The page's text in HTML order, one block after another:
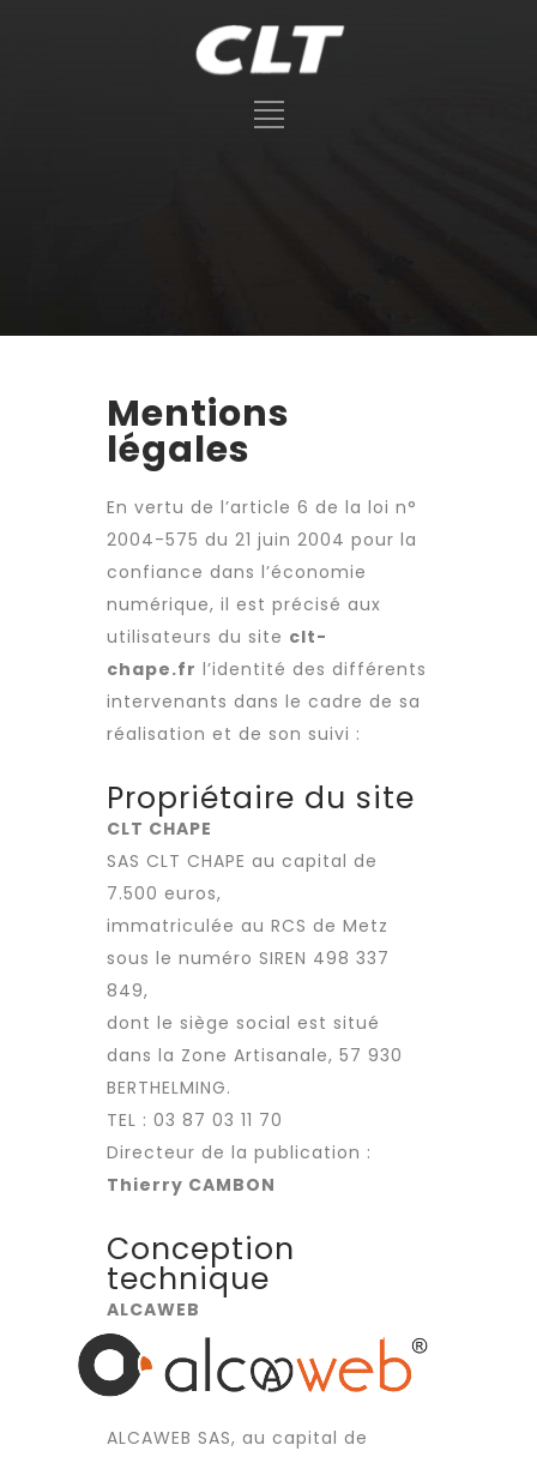
Mentions
légales
En vertu de l’article 6 de la loi n°
2004-575 du 21 juin 2004 pour la
confiance dans l’économie
numérique, il est précisé aux
utilisateurs du site clt-
chape.fr l’identité des différents
intervenants dans le cadre de sa
réalisation et de son suivi :
Propriétaire du site
CLT CHAPE
SAS CLT CHAPE au capital de
7.500 euros,
immatriculée au RCS de Metz
sous le numéro SIREN 498 337
849,
dont le siège social est situé
dans la Zone Artisanale, 57 930
BERTHELMING.
TEL : 03 87 03 11 70
Directeur de la publication :
Thierry CAMBON
Conception
technique
ALCAWEB
ALCAWEB SAS, au capital de